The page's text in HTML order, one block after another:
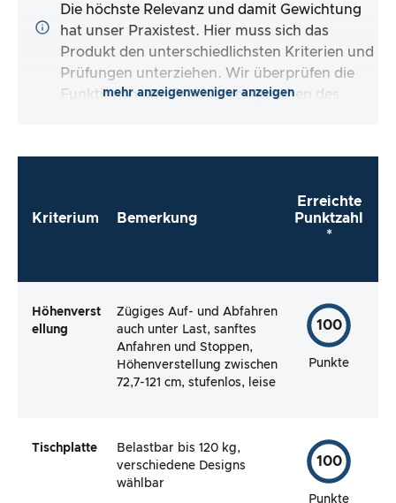
Die höchste Relevanz und damit Gewichtung
hat unser Praxistest. Hier muss sich das
Produkt den unterschiedlichsten Kriterien und
Prüfungen unterziehen. Wir überprüfen die
Funktionen und Produktversprechen des
mehr anzeigenweniger anzeigen
Kriterium Bemerkung
Erreichte
Punktzahl
*
Höhenverst
ellung
Zügiges Auf- und Abfahren
auch unter Last, sanftes
Anfahren und Stoppen,
Höhenverstellung zwischen
72,7-121 cm, stufenlos, leise
100
Punkte
Tischplatte
Belastbar bis 120 kg,
verschiedene Designs
wählbar
100
Punkte